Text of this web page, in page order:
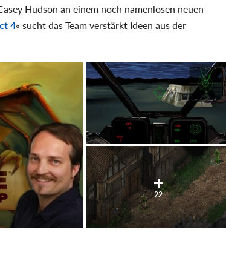
Hudson an einem noch namenlosen neuen
4« sucht das Team verstärkt Ideen aus der
22